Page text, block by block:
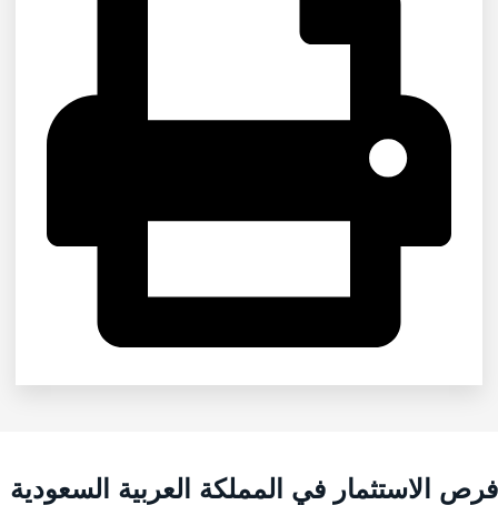
الاستثمار في المملكة العربية السعودية